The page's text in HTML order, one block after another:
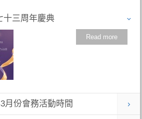
十三周年慶典
Read more
月份會務活動時間